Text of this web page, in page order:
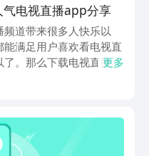
电视直播app分享
道带来很多人快乐以
满足用户喜欢看电视直
。那么下载电视直播软
？如果手机上还没有这
更多